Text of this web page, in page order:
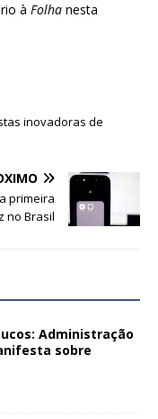
à Folha nesta
inovadoras de
primeira
no Brasil
Administração
sobre